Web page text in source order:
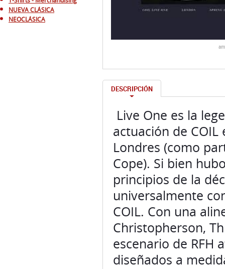
NUEVA CLÁSICA
NEOCLÁSICA
DESCRIPCIÓN
Live One es la
actuación de COIL
Londres (como
Cope). Si bien
principios de la
universalmente
COIL. Con una
Christopherson,
escenario de RFH
diseñados a